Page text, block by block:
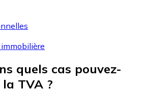
quels cas pouvez-
TVA ?